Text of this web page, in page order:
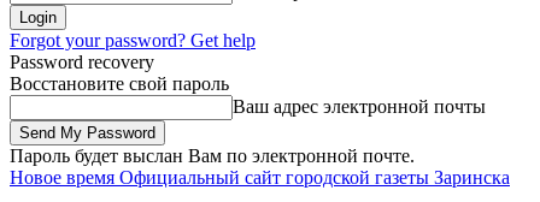
Forgot your password? Get help
Password recovery
Восстановите свой пароль
Ваш адрес электронной почты
Пароль будет выслан Вам по электронной почте.
Новое время Официальный сайт городской газеты Заринска